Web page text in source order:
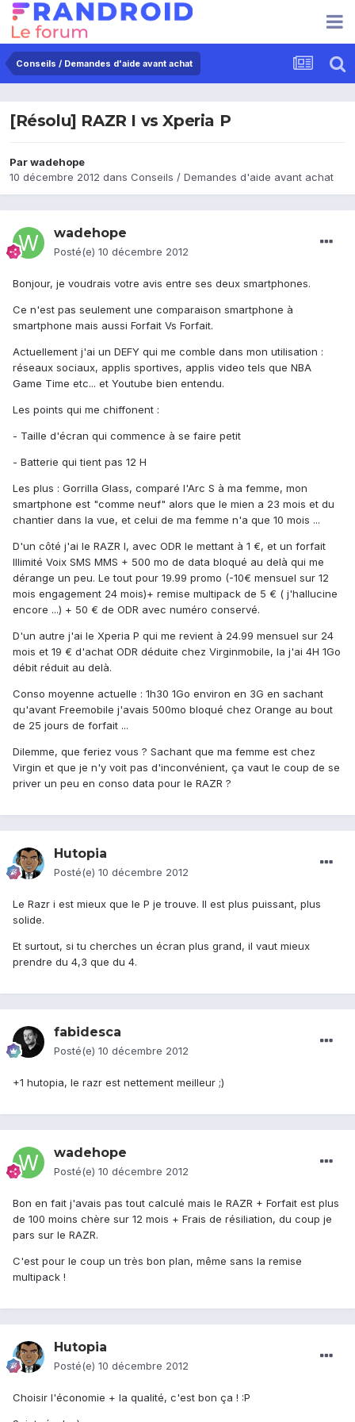
Conseils / Demandes d'aide avant achat
[Résolu] RAZR I vs Xperia P
Parwadehope
10 décembre 2012 dans Conseils / Demandes d'aide avant achat
wadehope
Posté(e) 10 décembre 2012
Bonjour, je voudrais votre avis entre ses deux smartphones.
Ce n'est pas seulement une comparaison smartphone à
smartphone mais aussi Forfait Vs Forfait.
Actuellement j'ai un DEFY qui me comble dans mon utilisation :
réseaux sociaux, applis sportives, applis video tels que NBA
Game Time etc... et Youtube bien entendu.
Les points qui me chiffonent :
- Taille d'écran qui commence à se faire petit
- Batterie qui tient pas 12 H
Les plus : Gorrilla Glass, comparé l'Arc S à ma femme, mon
smartphone est "comme neuf" alors que le mien a 23 mois et du
chantier dans la vue, et celui de ma femme n'a que 10 mois ...
D'un côté j'ai le RAZR I, avec ODR le mettant à 1 €, et un forfait
Illimité Voix SMS MMS + 500 mo de data bloqué au delà qui me
dérange un peu. Le tout pour 19.99 promo (-10€ mensuel sur 12
mois engagement 24 mois)+ remise multipack de 5 € ( j'hallucine
encore ...) + 50 € de ODR avec numéro conservé.
D'un autre j'ai le Xperia P qui me revient à 24.99 mensuel sur 24
mois et 19 € d'achat ODR déduite chez Virginmobile, la j'ai 4H 1Go
débit réduit au delà.
Conso moyenne actuelle : 1h30 1Go environ en 3G en sachant
qu'avant Freemobile j'avais 500mo bloqué chez Orange au bout
de 25 jours de forfait ...
Dilemme, que feriez vous ? Sachant que ma femme est chez
Virgin et que je n'y voit pas d'inconvénient, ça vaut le coup de se
priver un peu en conso data pour le RAZR ?
Hutopia
Posté(e) 10 décembre 2012
Le Razr i est mieux que le P je trouve. Il est plus puissant, plus
solide.
Et surtout, si tu cherches un écran plus grand, il vaut mieux
prendre du 4,3 que du 4.
fabidesca
Posté(e) 10 décembre 2012
+1 hutopia, le razr est nettement meilleur ;)
wadehope
Posté(e) 10 décembre 2012
Bon en fait j'avais pas tout calculé mais le RAZR + Forfait est plus
de 100 moins chère sur 12 mois + Frais de résiliation, du coup je
pars sur le RAZR.
C'est pour le coup un très bon plan, même sans la remise
multipack !
Hutopia
Posté(e) 10 décembre 2012
Choisir l'économie + la qualité, c'est bon ça ! :P